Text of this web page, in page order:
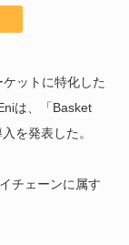
ットに特化した
は、「Basket
を発表した。
チェーンに属す